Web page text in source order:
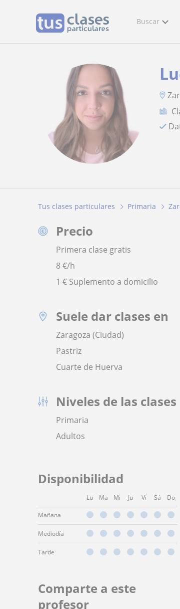
Buscar
Tus clases particulares Primaria
Precio
Primera clase gratis
8€/h
1 € Suplemento a domicilio
Suele dar clases en
Zaragoza (Ciudad)
Pastriz
Cuarte de Huerva
Niveles de las clases
Primaria
Adultos
Disponibilidad
Lu Ma Mi Ju Vi Sá Do
Mañana
Mediodía
Tarde
Comparte a este
profesor